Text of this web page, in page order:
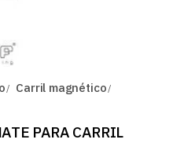
Carril magnético
PARA CARRIL